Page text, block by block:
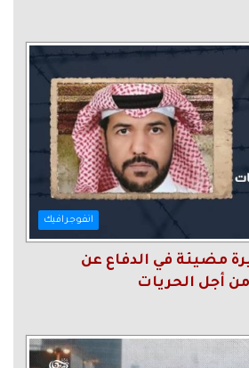
انفوجرافيك
مضيئة في الدفاع عن
أجل الحريات